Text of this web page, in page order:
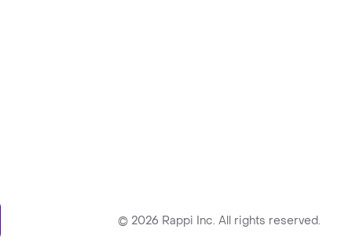
© 2026 Rappi Inc. All rights reserved.